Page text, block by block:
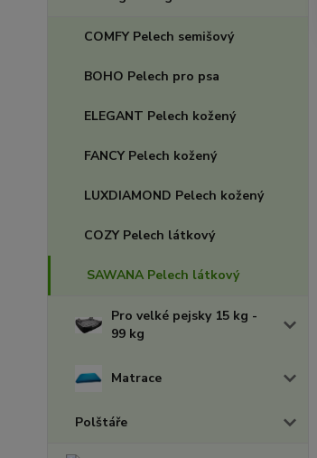
COMFY Pelech semišový
BOHO Pelech pro psa
ELEGANT Pelech kožený
FANCY Pelech kožený
LUXDIAMOND Pelech kožený
COZY Pelech látkový
SAWANA Pelech látkový
Pro velké pejsky 15 kg -
99 kg
Matrace
Polštáře